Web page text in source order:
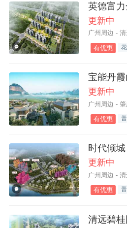
英德富
更新中
广州周边 -
有优惠
宝能丹
更新中
广州周边 -
有优惠
时代倾城
更新中
广州周边 -
有优惠
清远碧